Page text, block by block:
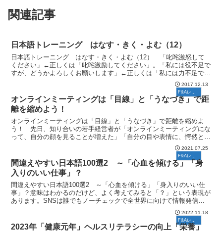
関連記事
日本語トレーニング はなす・きく・よむ（12）
日本語トレーニング はなす・きく・よむ（12） 「叱咤激怒して
ください」←正しくは「叱咤激励してください」。「私には役不足で
すが、どうかよろしくお願いします」←正しくは「私には力不足です
が」。 いずれも聞いていて、「？」と気になる間違い表現...2017.12.13
オンラインミーティングは「目線」と「うなづき」で距
離を縮めよう！
オンラインミーティングは「目線」と「うなづき」で距離を縮めよ
う！ 先日、知り合いの若手経営者が「オンラインミーティングにな
って、自分の顔を見ることが増えた」「自分の目や表情に、愕然とす
ることがある」と言っていました。 これまでは、自分の顔を...2021.07.25
F&Aレポート
間違えやすい日本語100選2 ～「心血を傾ける」「身
入りのいい仕事」？
間違えやすい日本語100選2 ～「心血を傾ける」「身入りのいい仕
事」？意味はわかるのだけど、よく考えてみると「？」という表現が
あります。SNSは誰でもノーチェックで全世界に向けて情報発信す
ることを可能にしました。気をつけていても、つい間違っ...2022.11.18
2023年「健康元年」ヘルスリテラシーの向上「栄養」